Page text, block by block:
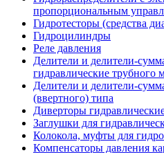
пропорциональным
Гидротесторы (средства
Гидроцилиндры
Реле давления
Делители и делители-
гидравлические трубного
Делители и делители-
(ввертного) типа
Диверторы
Заглушки для
Колокола, муфты для
Компенсаторы давления